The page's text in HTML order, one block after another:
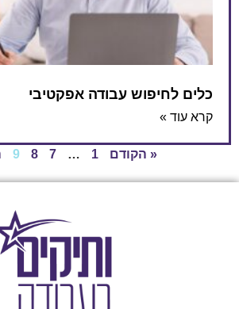
כלים לחיפוש עבודה אפקטיבי
קרא עוד »
« הקודם 1
…
7
8
9